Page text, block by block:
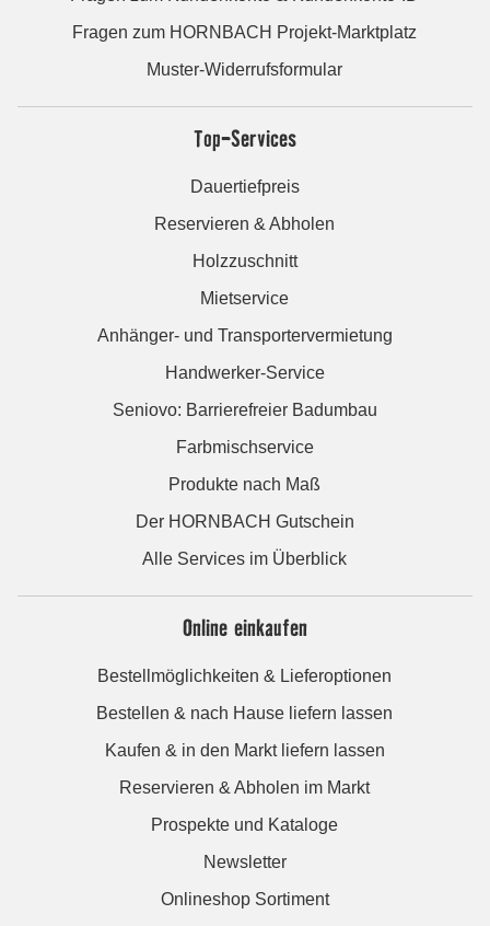
Fragen zum HORNBACH Projekt-Marktplatz
Muster-Widerrufsformular
Top-Services
Dauertiefpreis
Reservieren & Abholen
Holzzuschnitt
Mietservice
Anhänger- und Transportervermietung
Handwerker-Service
Seniovo: Barrierefreier Badumbau
Farbmischservice
Produkte nach Maß
Der HORNBACH Gutschein
Alle Services im Überblick
Online einkaufen
Bestellmöglichkeiten & Lieferoptionen
Bestellen & nach Hause liefern lassen
Kaufen & in den Markt liefern lassen
Reservieren & Abholen im Markt
Prospekte und Kataloge
Newsletter
Onlineshop Sortiment